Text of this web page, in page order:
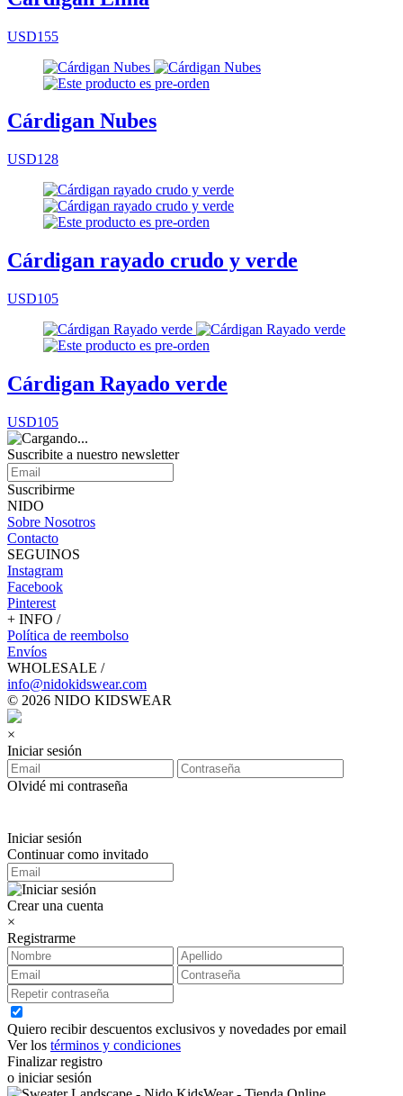
USD155
Cárdigan Nubes
USD128
Cárdigan rayado crudo y verde
USD105
Cárdigan Rayado verde
USD105
Suscribite a nuestro newsletter
Suscribirme
NIDO
Sobre Nosotros
Contacto
SEGUINOS
Instagram
Facebook
Pinterest
+ INFO /
Política de reembolso
Envíos
WHOLESALE /
info@nidokidswear.com
© 2026 NIDO KIDSWEAR
×
Iniciar sesión
Olvidé mi contraseña
Iniciar sesión
Continuar como invitado
Crear una cuenta
×
Registrarme
Quiero recibir descuentos exclusivos y novedades por email
Ver los términos y condiciones
Finalizar registro
o iniciar sesión